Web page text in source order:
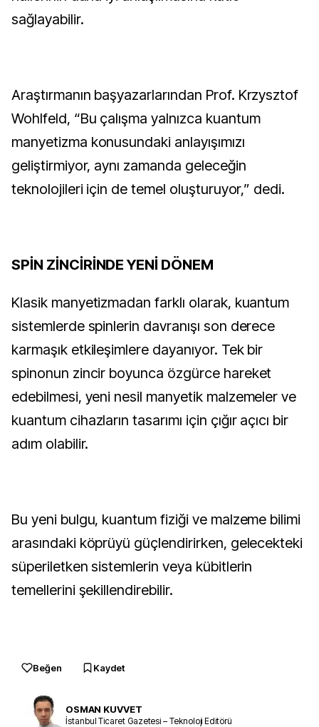
sağlayabilir.
Araştırmanın başyazarlarından Prof. Krzysztof
Wohlfeld, “Bu çalışma yalnızca kuantum
manyetizma konusundaki anlayışımızı
geliştirmiyor, aynı zamanda geleceğin
teknolojileri için de temel oluşturuyor,” dedi.
SPİN ZİNCİRİNDE YENİ DÖNEM
Klasik manyetizmadan farklı olarak, kuantum
sistemlerde spinlerin davranışı son derece
karmaşık etkileşimlere dayanıyor. Tek bir
spinonun zincir boyunca özgürce hareket
edebilmesi, yeni nesil manyetik malzemeler ve
kuantum cihazların tasarımı için çığır açıcı bir
adım olabilir.
Bu yeni bulgu, kuantum fiziği ve malzeme bilimi
arasındaki köprüyü güçlendirirken, gelecekteki
süperiletken sistemlerin veya kübitlerin
temellerini şekillendirebilir.
Beğen Kaydet
OSMAN KUVVET
İstanbul Ticaret Gazetesi – Teknoloji Editörü